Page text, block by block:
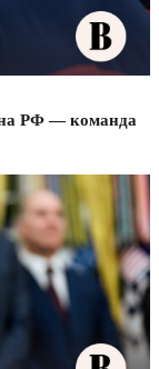
РФ — команда